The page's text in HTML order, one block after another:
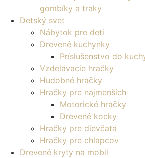
gombíky a traky
Detský svet
Nábytok pre deti
Drevené kuchynky
Príslušenstvo do
Vzdelávacie hračky
Hudobné hračky
Hračky pre najmenších
Motorické hračky
Drevené kocky
Hračky pre dievčatá
Hračky pre chlapcov
Drevené kryty na mobil